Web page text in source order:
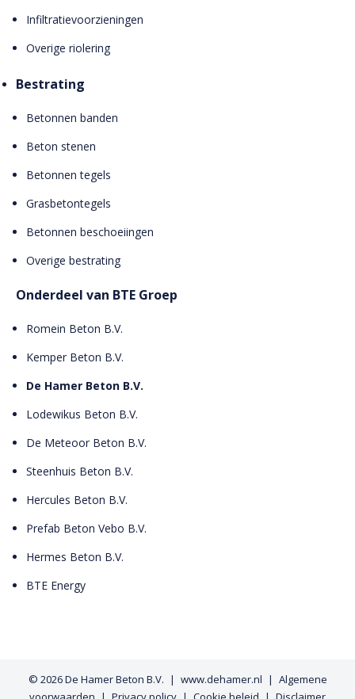
Infiltratievoorzieningen
Overige riolering
Bestrating
Betonnen banden
Beton stenen
Betonnen tegels
Grasbetontegels
Betonnen beschoeiingen
Overige bestrating
Onderdeel van BTE Groep
Romein Beton B.V.
Kemper Beton B.V.
De Hamer Beton B.V.
Lodewikus Beton B.V.
De Meteoor Beton B.V.
Steenhuis Beton B.V.
Hercules Beton B.V.
Prefab Beton Vebo B.V.
Hermes Beton B.V.
BTE Energy
© 2026De Hamer Beton B.V. www.dehamer.nl
Algemene